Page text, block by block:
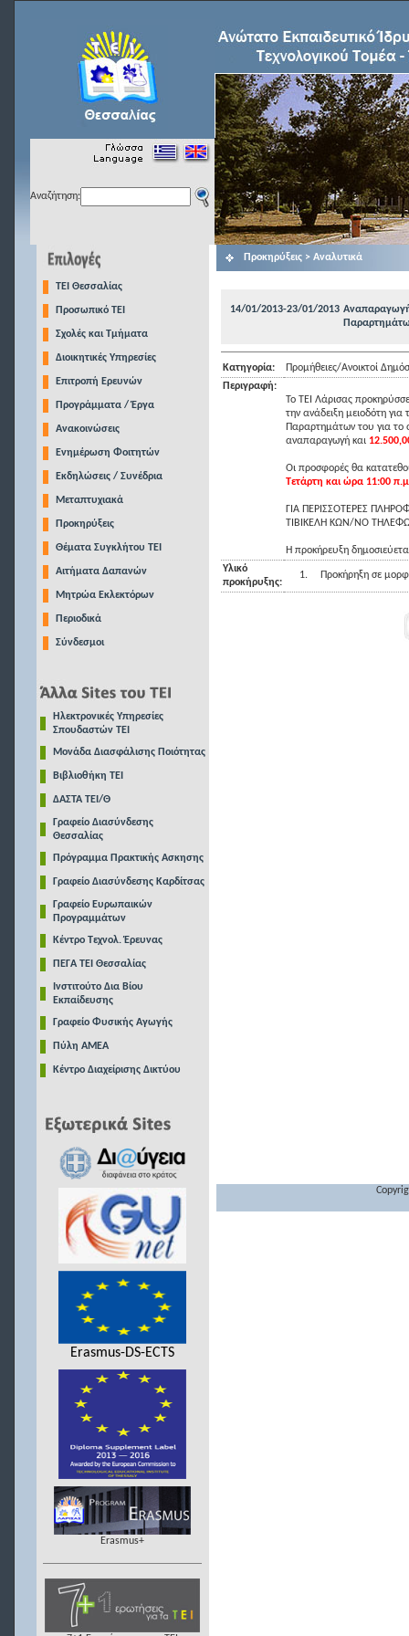
Αναζήτηση:
TEI Θεσσαλίας
Προσωπικό ΤΕΙ
Σχολές και Τμήματα
Διοικητικές Υπηρεσίες
Επιτροπή Ερευνών
Προγράμματα / Έργα
Ανακοινώσεις
Ενημέρωση Φοιτητών
Εκδηλώσεις / Συνέδρια
Μεταπτυχιακά
Προκηρύξεις
Θέματα Συγκλήτου ΤΕΙ
Αιτήματα Δαπανών
Μητρώα Εκλεκτόρων
Περιοδικά
Σύνδεσμοι
Ηλεκτρονικές Υπηρεσίες
Σπουδαστών ΤΕΙ
Μονάδα Διασφάλισης Ποιότητας
Βιβλιοθήκη ΤΕΙ
ΔΑΣΤΑ ΤΕΙ/Θ
Γραφείο Διασύνδεσης
Θεσσαλίας
Πρόγραμμα Πρακτικής Ασκησης
Γραφείο Διασύνδεσης Καρδίτσας
Γραφείο Ευρωπαικών
Προγραμμάτων
Κέντρο Τεχνολ. Έρευνας
ΠΕΓΑ ΤΕΙ Θεσσαλίας
Ινστιτούτο Δια Βίου
Εκπαίδευσης
Γραφείο Φυσικής Αγωγής
Πύλη ΑΜΕΑ
Κέντρο Διαχείρισης Δικτύου
Erasmus-DS-ECTS
Erasmus+
Προκηρύξεις > Αναλυτικά
14/01/2013-23/01/2013 Αναπαραγωγή
Κατηγορία:
Προμήθειες/Ανοικτοί
Περιγραφή:
Το ΤΕΙ Λάρισας
την ανάδειξη μειοδότη
Παραρτημάτων του για το
αναπαραγωγή και
Οι προσφορές θα
Τετάρτη και ώρα 11:00
ΓΙΑ ΠΕΡΙΣΣΟΤΕΡΕΣ
ΤΙΒΙΚΕΛΗ ΚΩΝ/ΝΟ
Η προκήρευξη
Υλικό
προκήρυξης:
1. Προκήρηξη σε